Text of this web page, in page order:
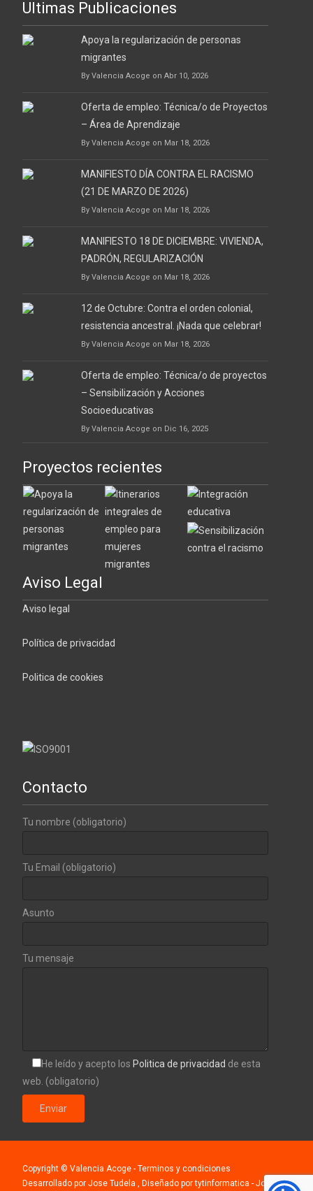
Ultimas Publicaciones
Apoya la regularización de personas
migrantes
By Valencia Acoge on Abr 10, 2026
Oferta de empleo: Técnica/o de Proyectos
– Área de Aprendizaje
By Valencia Acoge on Mar 18, 2026
MANIFIESTO DÍA CONTRA EL RACISMO
(21 DE MARZO DE 2026)
By Valencia Acoge on Mar 18, 2026
MANIFIESTO 18 DE DICIEMBRE: VIVIENDA,
PADRÓN, REGULARIZACIÓN
By Valencia Acoge on Mar 18, 2026
12 de Octubre: Contra el orden colonial,
resistencia ancestral. ¡Nada que celebrar!
By Valencia Acoge on Mar 18, 2026
Oferta de empleo: Técnica/o de proyectos
– Sensibilización y Acciones
Socioeducativas
By Valencia Acoge on Dic 16, 2025
Proyectos recientes
Aviso Legal
Aviso legal
Política de privacidad
Politica de cookies
Contacto
Tu nombre (obligatorio)
Tu Email (obligatorio)
Asunto
Tu mensaje
He leído y acepto los Politica de privacidad de esta
web. (obligatorio)
Copyright © Valencia Acoge - Terminos y condiciones
Desarrollado por Jose Tudela
, Diseñado portytinformatica - Jose